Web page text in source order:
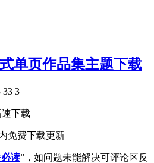
单页作品集主题下载
33 3
下载
免费下载更新
读”，如问题未能解决可评论区反